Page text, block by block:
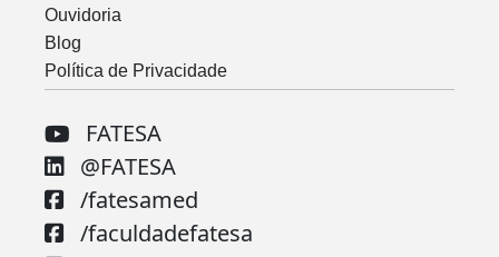
Ouvidoria
Blog
Política de Privacidade
FATESA
@FATESA
/fatesamed
/faculdadefatesa